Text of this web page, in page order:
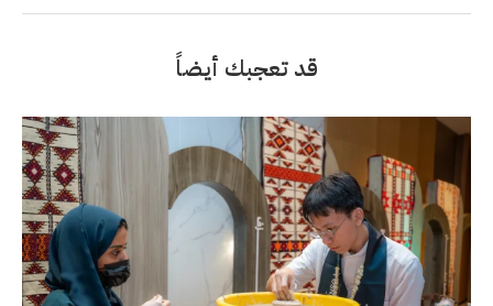
قد تعجبك أيضاً